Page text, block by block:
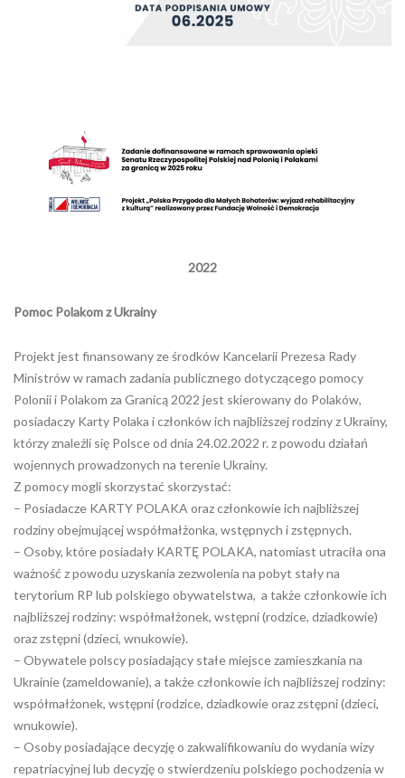
2022
Pomoc Polakom z Ukrainy
Projekt jest finansowany ze środków Kancelarii Prezesa Rady
Ministrów w ramach zadania publicznego dotyczącego pomocy
Polonii i Polakom za Granicą 2022 jest skierowany do Polaków,
posiadaczy Karty Polaka i członków ich najbliższej rodziny z Ukrainy,
którzy znaleźli się Polsce od dnia 24.02.2022 r. z powodu działań
wojennych prowadzonych na terenie Ukrainy.
Z pomocy mogli skorzystać skorzystać:
– Posiadacze KARTY POLAKA oraz członkowie ich najbliższej
rodziny obejmującej współmałżonka, wstępnych i zstępnych.
– Osoby, które posiadały KARTĘ POLAKA, natomiast utraciła ona
ważność z powodu uzyskania zezwolenia na pobyt stały na
terytorium RP lub polskiego obywatelstwa, a także członkowie ich
najbliższej rodziny: współmałżonek, wstępni (rodzice, dziadkowie)
oraz zstępni (dzieci, wnukowie).
– Obywatele polscy posiadający stałe miejsce zamieszkania na
Ukrainie (zameldowanie), a także członkowie ich najbliższej rodziny:
współmałżonek, wstępni (rodzice, dziadkowie oraz zstępni (dzieci,
wnukowie).
– Osoby posiadające decyzję o zakwalifikowaniu do wydania wizy
repatriacyjnej lub decyzję o stwierdzeniu polskiego pochodzenia w